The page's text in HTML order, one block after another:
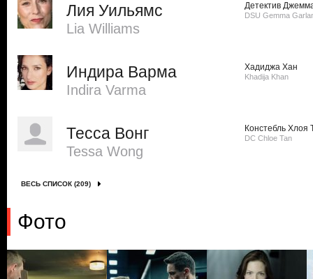
Лия Уильямс
Lia Williams
Детектив
DSU Gemma
Индира Варма
Indira Varma
Хадиджа Хан
Khadija Khan
Тесса Вонг
Tessa Wong
Констебль Хлоя
DC Chloe Tan
ВЕСЬ СПИСОК (209)
Фото